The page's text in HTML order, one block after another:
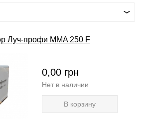
Луч-профи MMA 250 F
0,00 грн
Нет в наличии
В корзину